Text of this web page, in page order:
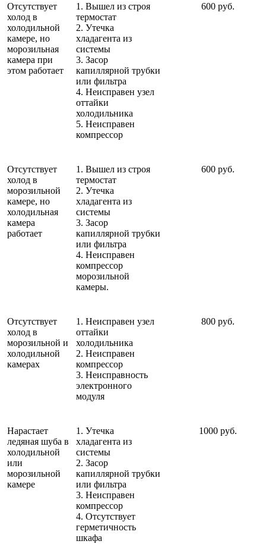
Отсутствует
холод в
холодильной
камере, но
морозильная
камера при
этом работает
1. Вышел из строя
термостат
2. Утечка
хладагента из
системы
3. Засор
капиллярной трубки
или фильтра
4. Неисправен узел
оттайки
холодильника
5. Неисправен
компрессор
600 руб.
Отсутствует
холод в
морозильной
камере, но
холодильная
камера
работает
1. Вышел из строя
термостат
2. Утечка
хладагента из
системы
3. Засор
капиллярной трубки
или фильтра
4. Неисправен
компрессор
морозильной
камеры.
600 руб.
Отсутствует
холод в
морозильной и
холодильной
камерах
1. Неисправен узел
оттайки
холодильника
2. Неисправен
компрессор
3. Неисправность
электронного
модуля
800 руб.
Нарастает
ледяная шуба в
холодильной
или
морозильной
камере
1. Утечка
хладагента из
системы
2. Засор
капиллярной трубки
или фильтра
3. Неисправен
компрессор
4. Отсутствует
герметичность
шкафа
1000 руб.